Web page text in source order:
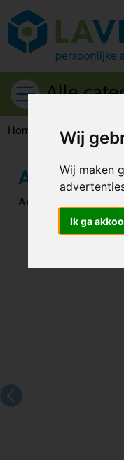
Wij
Wij maken
Ik ga
Alle
Home Giveaways
Aansteker
Artikelnummer: